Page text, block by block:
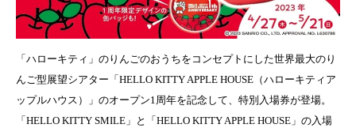
「ハローキティ」のりんごのおうちをコンセプトにした世界最大のり
んご型展望シアター「HELLO KITTY APPLE HOUSE（ハローキティア
ップルハウス）」のオープン1周年を記念して、特別入場券が登場。
「HELLO KITTY SMILE」と「HELLO KITTY APPLE HOUSE」の入場